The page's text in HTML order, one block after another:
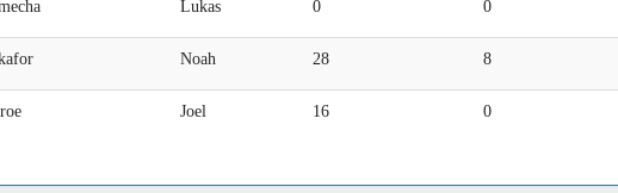
Lukas 0 0
Noah 28 8
Joel 16 0